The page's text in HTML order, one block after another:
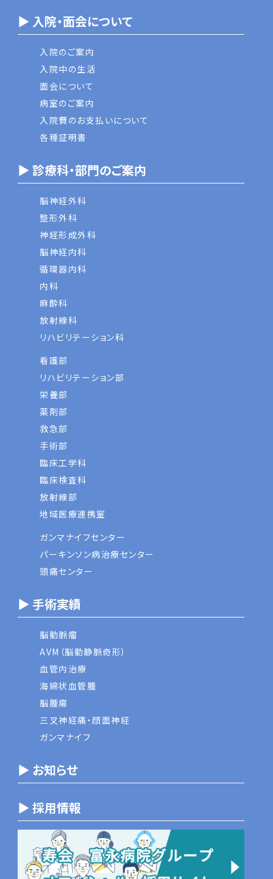
▶ 入院・面会について
入院のご案内
入院中の生活
面会について
病室のご案内
入院費のお支払いについて
各種証明書
▶ 診療科・部門のご案内
脳神経外科
整形外科
神経形成外科
脳神経内科
循環器内科
内科
麻酔科
放射線科
リハビリテーション科
看護部
リハビリテーション部
栄養部
薬剤部
救急部
手術部
臨床工学科
臨床検査科
放射線部
地域医療連携室
ガンマナイフセンター
パーキンソン病治療センター
頭痛センター
▶ 手術実績
脳動脈瘤
AVM（脳動静脈奇形）
血管内治療
海綿状血管腫
脳腫瘍
三叉神経痛・顔面神経
ガンマナイフ
▶ お知らせ
▶ 採用情報